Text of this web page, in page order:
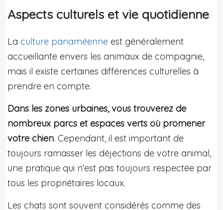
Aspects culturels et vie quotidienne
La culture panaméenne est généralement
accueillante envers les animaux de compagnie,
mais il existe certaines différences culturelles à
prendre en compte.
Dans les zones urbaines, vous trouverez de
nombreux parcs et espaces verts où promener
votre chien. Cependant, il est important de
toujours ramasser les déjections de votre animal,
une pratique qui n’est pas toujours respectée par
tous les propriétaires locaux.
Les chats sont souvent considérés comme des